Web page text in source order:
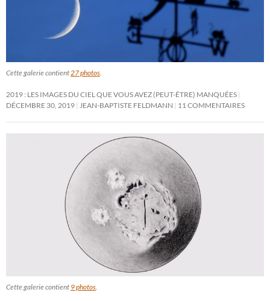
Cette galerie contient27 photos.
2019 : LES IMAGES DU CIEL QUE VOUS AVEZ (PEUT-ÊTRE) MANQUÉES
DÉCEMBRE 30, 2019 JEAN-BAPTISTE FELDMANN 11 COMMENTAIRES
Cette galerie contient 9 photos.